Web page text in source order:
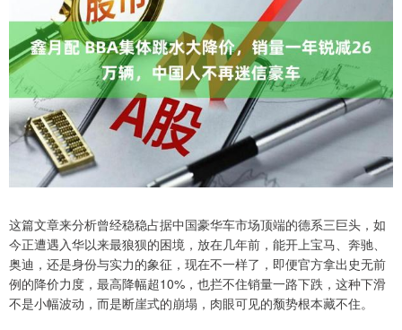
这篇文章来分析曾经稳稳占据中国豪华车市场顶端的德系三巨头，如
今正遭遇入华以来最狼狈的困境，放在几年前，能开上宝马、奔驰、
奥迪，还是身份与实力的象征，现在不一样了，即便官方拿出史无前
例的降价力度，最高降幅超10%，也拦不住销量一路下跌，这种下滑
不是小幅波动，而是断崖式的崩塌，肉眼可见的颓势根本藏不住。